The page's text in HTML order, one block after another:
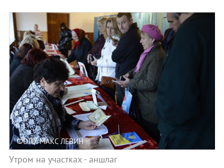
ФОТО: МАКС ЛЕВИН
Утром на участках - аншлаг